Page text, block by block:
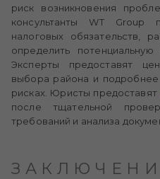
риск возникновения
консультанты WT Group
налоговых обязательств,
определить
Эксперты предоставят
выбора района и подробнее
рисках. Юристы предоставят
после тщательной
требований и анализа